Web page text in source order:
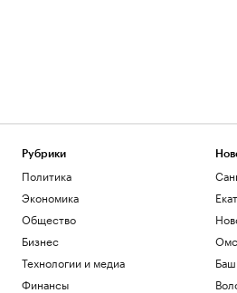
Рубрики
Политика
Экономика
Общество
Бизнес
Технологии и медиа
Финансы